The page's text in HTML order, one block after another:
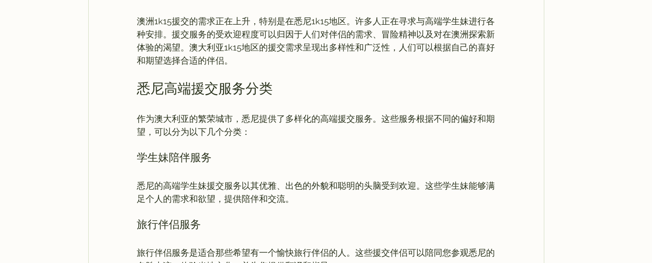
澳洲1k15援交的需求正在上升，特别是在悉尼1k15地区。许多人正在寻求与高端学生妹进行各
种安排。援交服务的受欢迎程度可以归因于人们对伴侣的需求、冒险精神以及对在澳洲探索新
体验的渴望。澳大利亚1k15地区的援交需求呈现出多样性和广泛性，人们可以根据自己的喜好
悉尼高端援交服务分类
作为澳大利亚的繁荣城市，悉尼提供了多样化的高端援交服务。这些服务根据不同的偏好和期
学生妹陪伴服务
悉尼的高端学生妹援交服务以其优雅、出色的外貌和聪明的头脑受到欢迎。这些学生妹能够满
旅行伴侣服务
旅行伴侣服务是适合那些希望有一个愉快旅行伴侣的人。这些援交伴侣可以陪同您参观悉尼的